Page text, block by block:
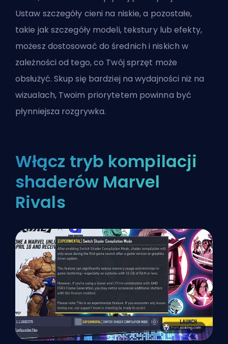
Ustaw szczegóły cieni na niskie, a pozostałe,
takie jak szczegóły modeli, tekstury lub efekty,
możesz dostosować do średnich i niskich w
zależności od tego, co Twój sprzęt może
obsłużyć. Skup się bardziej na wydajności niż na
wizualach, Twoim priorytetem powinna być
płynniejsza rozgrywka.
Włącz tryb kompilacji
shaderów Marvel
Rivals